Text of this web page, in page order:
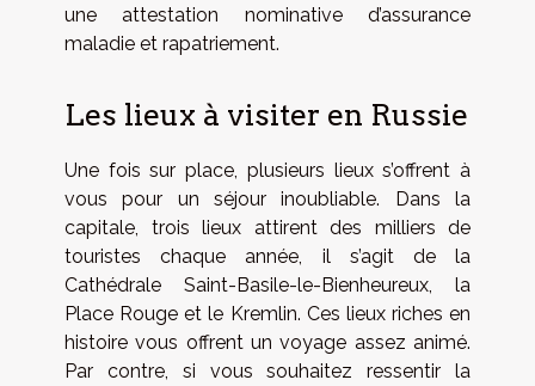
une attestation nominative d’assurance
maladie et rapatriement.
Les lieux à visiter en Russie
Une fois sur place, plusieurs lieux s’offrent à
vous pour un séjour inoubliable. Dans la
capitale, trois lieux attirent des milliers de
touristes chaque année, il s’agit de la
Cathédrale Saint-Basile-le-Bienheureux, la
Place Rouge et le Kremlin. Ces lieux riches en
histoire vous offrent un voyage assez animé.
Par contre, si vous souhaitez ressentir la